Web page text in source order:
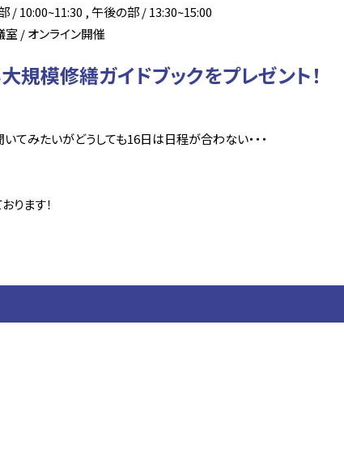
/ 10:00~11:30 , 午後の部 / 13:30~15:00
/ オンライン開催
規模修繕ガイドブックをプレゼント！
てみたいがどうしても16日は日程が合わない・・・
ります！